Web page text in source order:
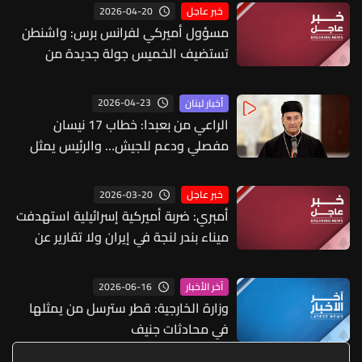
خبر عاجل 2026-04-20
مسؤول أميركي لفرانس برس: واشنطن
تستضيف الخميس جولة جديدة من
أخبار لبنان 2026-04-23
الراعي من بعبدا: خطاب 17 نيسان
مفصلي ودعم للجيش… والرئيس يمثل
خبر عاجل 2026-03-20
أمبري: ضربة أميركية إسرائيلية استهدفت
ميناء بندر لنجة في إيران ولا تقارير عن
آخر الأخبار 2026-06-16
وزارة الخارجية: قطر سترسل من يمثلها
في محادثات جنيف